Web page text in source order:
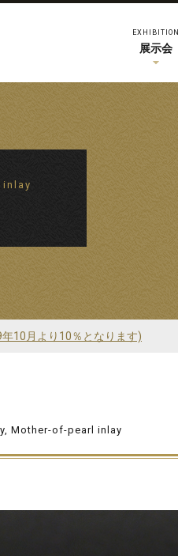
EXHIBITION
展示会
10月より10％となります)
Mother-of-pearl inlay